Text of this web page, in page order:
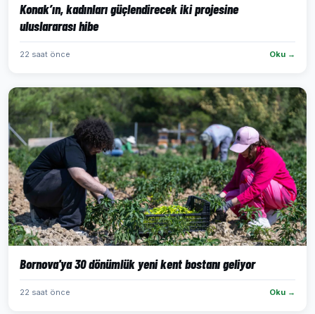
Konak’ın, kadınları güçlendirecek iki projesine
uluslararası hibe
22 saat önce Oku →
Bornova'ya 30 dönümlük yeni kent bostanı geliyor
22 saat önce Oku →